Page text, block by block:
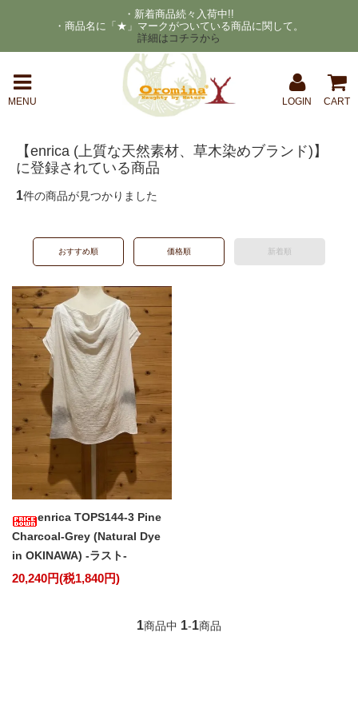
・新着商品続々入荷中!!
・商品名に「★」マークがついている商品に関して。
詳細はコチラから
MENU LOGIN CART
【enrica (上質な天然素材、草木染めブランド)】
に登録されている商品
1件の商品が見つかりました
おすすめ順 価格順 新着順
enrica TOPS144-3 Pine
Charcoal-Grey (Natural Dye
in OKINAWA) -ラスト-
20,240円(税1,840円)
1商品中 1-1商品